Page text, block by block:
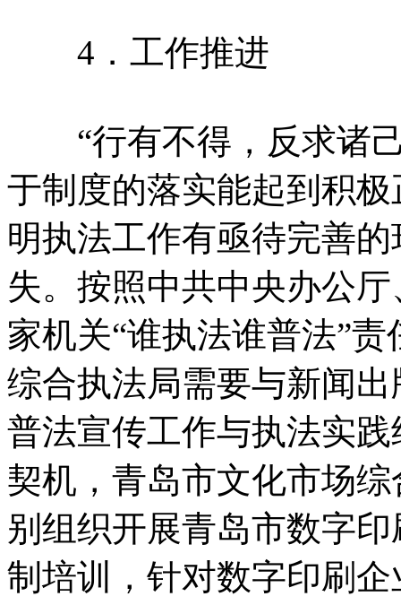
4．工作推进
“行有不得，反求诸己
于制度的落实能起到积
明执法工作有亟待完善
失。按照中共中央办公
家机关“谁执法谁普法”
综合执法局需要与新闻
普法宣传工作与执法实
契机，青岛市文化市场
别组织开展青岛市数字
制培训，针对数字印刷